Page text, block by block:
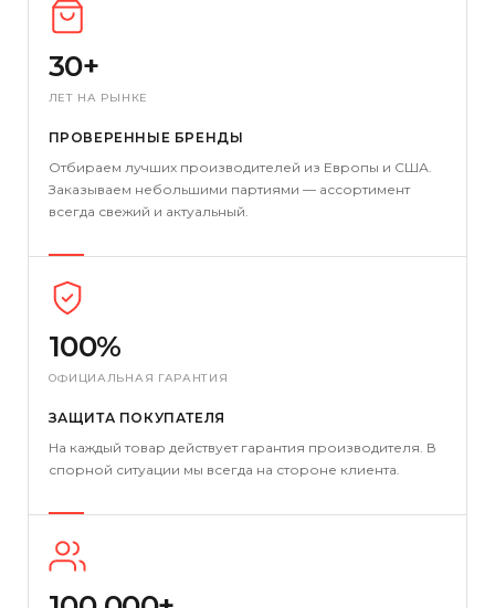
30+
ЛЕТ НА РЫНКЕ
ПРОВЕРЕННЫЕ БРЕНДЫ
Отбираем лучших производителей из Европы и США.
Заказываем небольшими партиями — ассортимент
всегда свежий и актуальный.
100%
ОФИЦИАЛЬНАЯ ГАРАНТИЯ
ЗАЩИТА ПОКУПАТЕЛЯ
На каждый товар действует гарантия производителя. В
спорной ситуации мы всегда на стороне клиента.